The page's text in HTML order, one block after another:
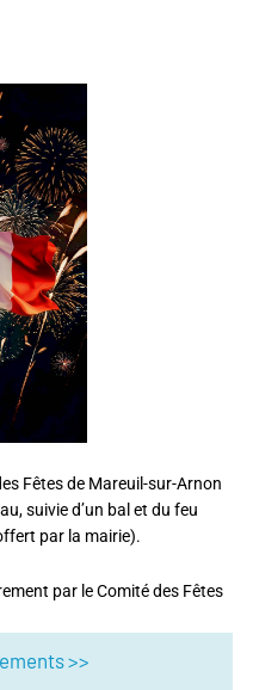
Fêtes de Mareuil-sur-Arnon
suivie d’un bal et du feu
par la mairie).
par le Comité des Fêtes
>>